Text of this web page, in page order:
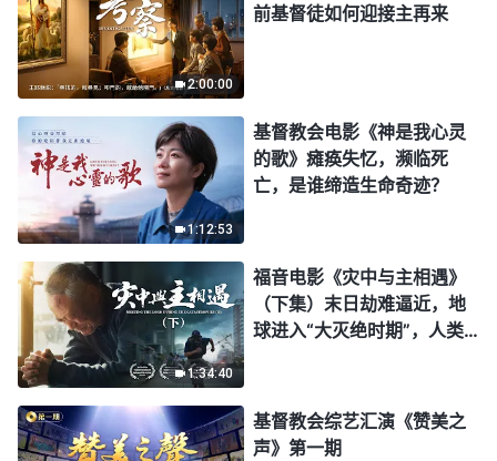
2:00:00
前基督徒如何迎接主再来
1:12:53
基督教会电影《神是我心灵
的歌》瘫痪失忆，濒临死
亡，是谁缔造生命奇迹？
1:34:40
福音电影《灾中与主相遇》
（下集）末日劫难逼近，地
球进入“大灭绝时期”，人类
基督教会综艺汇演《赞美之
声》第一期